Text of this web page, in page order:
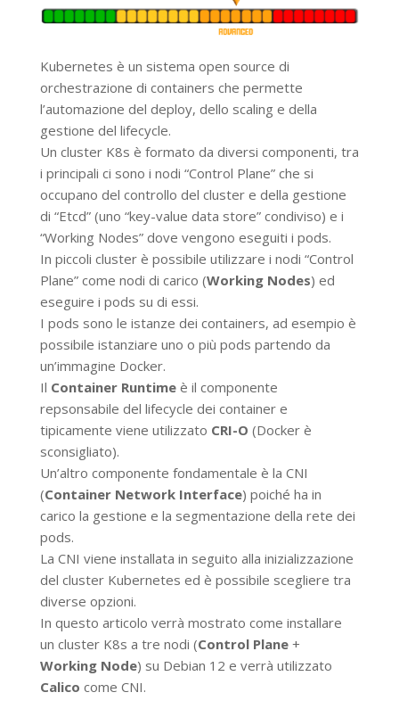
Kubernetes è un sistema open source di
orchestrazione di containers che permette
l’automazione del deploy, dello scaling e della
gestione del lifecycle.
Un cluster K8s è formato da diversi componenti, tra
i principali ci sono i nodi “Control Plane” che si
occupano del controllo del cluster e della gestione
di “Etcd” (uno “key-value data store” condiviso) e i
“Working Nodes” dove vengono eseguiti i pods.
In piccoli cluster è possibile utilizzare i nodi “Control
Plane” come nodi di carico (Working Nodes) ed
eseguire i pods su di essi.
I pods sono le istanze dei containers, ad esempio è
possibile istanziare uno o più pods partendo da
un’immagine Docker.
Il Container Runtimeè il componente
repsonsabile del lifecycle dei container e
tipicamente viene utilizzato CRI-O (Docker è
sconsigliato).
Un’altro componente fondamentale è la CNI
(Container Network Interface) poiché ha in
carico la gestione e la segmentazione della rete dei
pods.
La CNI viene installata in seguito alla inizializzazione
del cluster Kubernetes ed è possibile scegliere tra
diverse opzioni.
In questo articolo verrà mostrato come installare
un cluster K8s a tre nodi (Control Plane+
Working Node) su Debian 12 e verrà utilizzato
Calico come CNI.